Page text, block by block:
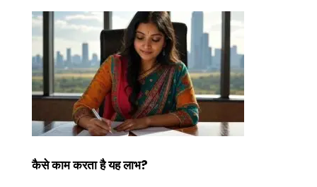
कैसे काम करता है यह लाभ?